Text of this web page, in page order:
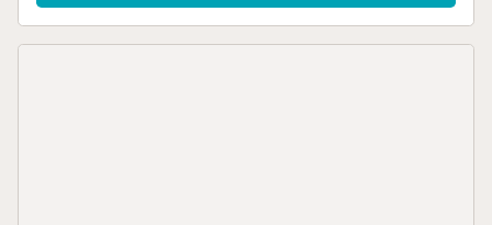
pêché dans notre baie. PRECIO 1 Mascota 25€ ; PRECIO